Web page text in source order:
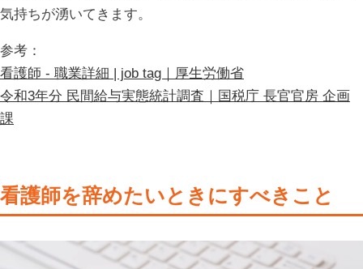
気持ちが湧いてきます。
参考：
看護師 - 職業詳細 | job tag｜厚生労働省
令和3年分 民間給与実態統計調査｜国税庁 長官官房 企画
課
看護師を辞めたいときにすべきこと